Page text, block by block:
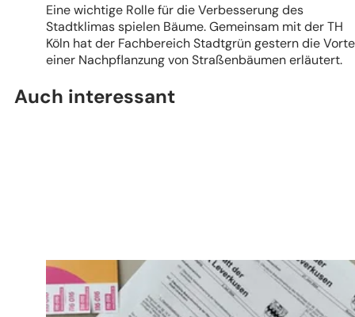
Eine wichtige Rolle für die Verbesserung des
Stadtklimas spielen Bäume. Gemeinsam mit der TH
Köln hat der Fachbereich Stadtgrün gestern die
einer Nachpflanzung von Straßenbäumen erläutert.
Auch interessant